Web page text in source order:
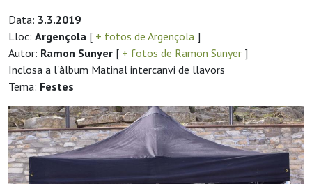
Data: 3.3.2019
Lloc: Argençola [ + fotos de Argençola ]
Autor: Ramon Sunyer [ + fotos de Ramon Sunyer ]
Inclosa a l'àlbum Matinal intercanvi de llavors
Tema: Festes